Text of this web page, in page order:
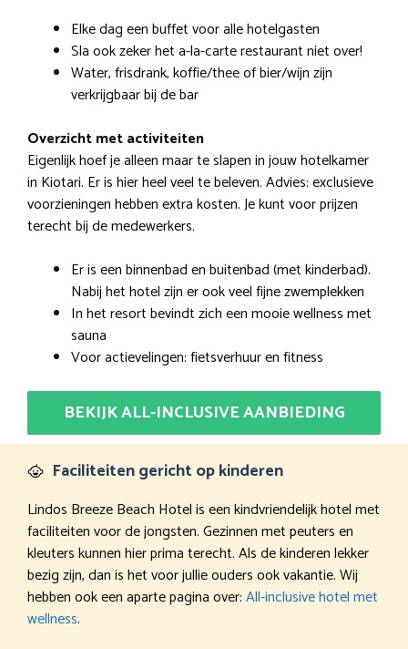
Elke dag een buffet voor alle hotelgasten
Sla ook zeker het a-la-carte restaurant niet over!
Water, frisdrank, koffie/thee of bier/wijn zijn
verkrijgbaar bij de bar
Overzicht met activiteiten
Eigenlijk hoef je alleen maar te slapen in jouw hotelkamer
in Kiotari. Er is hier heel veel te beleven. Advies: exclusieve
voorzieningen hebben extra kosten. Je kunt voor prijzen
terecht bij de medewerkers.
Er is een binnenbad en buitenbad (met kinderbad).
Nabij het hotel zijn er ook veel fijne zwemplekken
In het resort bevindt zich een mooie wellness met
sauna
Voor actievelingen: fietsverhuur en fitness
BEKIJK ALL-INCLUSIVE AANBIEDING
Faciliteiten gericht op kinderen
Lindos Breeze Beach Hotel is een kindvriendelijk hotel met
faciliteiten voor de jongsten. Gezinnen met peuters en
kleuters kunnen hier prima terecht. Als de kinderen lekker
bezig zijn, dan is het voor jullie ouders ook vakantie. Wij
hebben ook een aparte pagina over:All-inclusive hotel met
wellness.